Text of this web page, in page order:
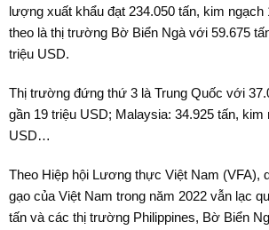
lượng xuất khẩu đạt 234.050 tấn, kim ngạch
theo là thị trường Bờ Biển Ngà với 59.675
triệu USD.
Thị trường đứng thứ 3 là Trung Quốc với
gần 19 triệu USD; Malaysia: 34.925 tấn, kim
USD…
Theo Hiệp hội Lương thực Việt Nam (VFA),
gạo của Việt Nam trong năm 2022 vẫn lạc
tấn và các thị trường Philippines, Bờ Biển